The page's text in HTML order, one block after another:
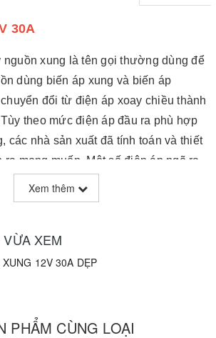
30A
nguồn xung là tên gọi thường dùng để
dùng biến áp xung và biến áp
đổi từ điện áp xoay chiều thành
theo mức điện áp đầu ra phù hợp
các nhà sản xuất đã tính toán và thiết
mong muốn. Một số điện áp ngõ ra
thiết kế dựa trên chuyển mạch tần số
cho hiệu suất cao, tối giản được về
lượng khi thiết kế, trong mạch sử dụng
tần số cao ít suy hao như mosfet
Xem thêm
XEM
12V 30A DẸP
PHẨM CÙNG LOẠI